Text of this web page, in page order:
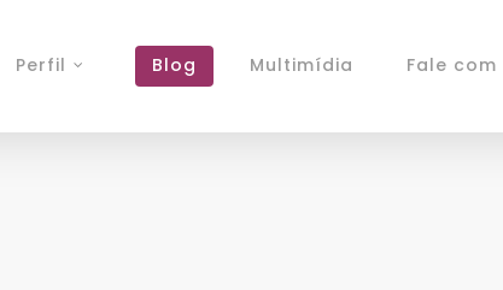
Perfil Blog Multimídia Fale com